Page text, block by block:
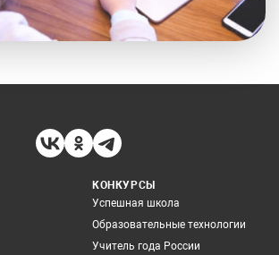
КОНКУРСЫ
Успешная школа
Образовательные технологии
Учитель года России